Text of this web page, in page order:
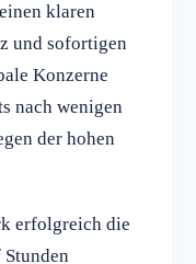
klaren
und sofortigen
Konzerne
nach wenigen
der hohen
erfolgreich die